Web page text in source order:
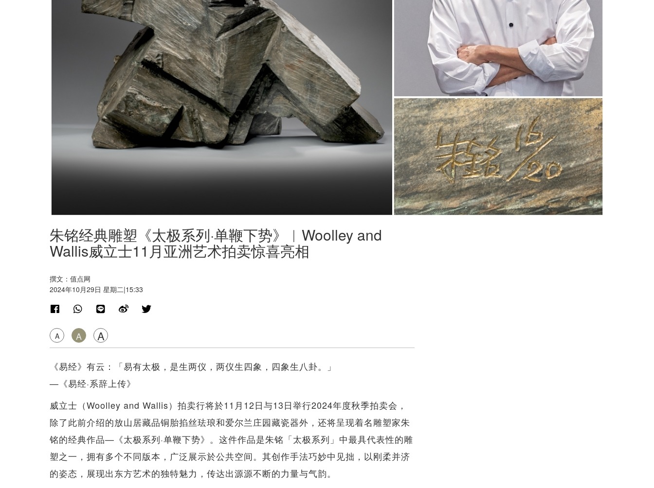
朱铭经典雕塑《太极系列·单鞭下势》︱Woolley and
Wallis威立士11月亚洲艺术拍卖惊喜亮相
撰文：值点网
2024年10月29日 星期二|15:33
A A A
《易经》有云：「易有太极，是生两仪，两仪生四象，四象生八卦。」
—《易经·系辞上传》
威立士（Woolley and Wallis）拍卖行将於11月12日与13日举行2024年度秋季拍卖会，
除了此前介绍的放山居藏品铜胎掐丝珐琅和爱尔兰庄园藏瓷器外，还将呈现着名雕塑家朱
铭的经典作品—《太极系列·单鞭下势》。这件作品是朱铭「太极系列」中最具代表性的雕
塑之一，拥有多个不同版本，广泛展示於公共空间。其创作手法巧妙中见拙，以刚柔并济
的姿态，展现出东方艺术的独特魅力，传达出源源不断的力量与气韵。